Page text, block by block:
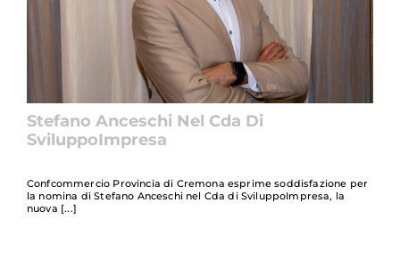
Stefano Anceschi Nel Cda Di
SviluppoImpresa
Confcommercio Provincia di Cremona esprime soddisfazione per
la nomina di Stefano Anceschi nel Cda di SviluppoImpresa, la
nuova